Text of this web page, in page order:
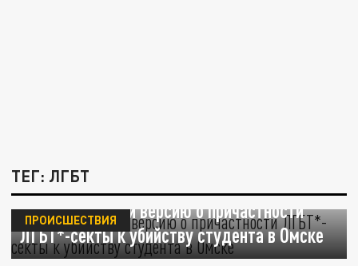
ТЕГ: ЛГБТ
В СК опровергли версию о причастности
ЛГБТ*-секты к убийству студента в Омске
ПРОИСШЕСТВИЯ